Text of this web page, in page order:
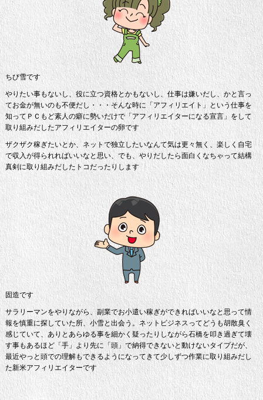
ちび雪です
やりたい事もないし、役に立つ資格とかもないし、仕事は嫌いだし、かと言っ
てお金が無いのも不便だし・・・そんな時に「アフィリエイト」という仕事を
知ってＰＣもど素人の癖に勢いだけで「アフィリエイターになる宣言」をして
取り組みだしたアフィリエイターの卵です
ザクザク稼ぎたいとか、ネットで独立したいなんて気は更々無く、楽しく自宅
で収入が得られればいいなと思い、でも、やりだしたら面白くなちゃって結構
真剣に取り組みだしたトコだったりします
固造です
サラリーマンをやりながら、副業でお小遣い稼ぎができればいいなと思って情
報を慎重に探していた所、小雪と出会う。ネットビジネスってどうも胡散臭く
感じていて、ありとあらゆる事を細かく疑ったりしながら石橋を叩き過ぎて壊
す事もあるほど「手」より先に「頭」で納得できないと動けないタイプだが、
最近やっと頭での理解もできるようになってきて少しずつ作業に取り組みだし
た新米アフィリエイターです